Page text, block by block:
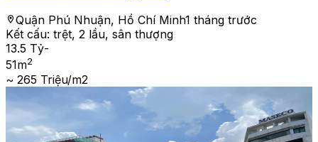
Quận Phú Nhuận, Hồ Chí Minh1 tháng trước
Kết cấu: trệt, 2 lầu, sân thượng
13.5 Tỷ-
51m2
~ 265 Triệu/m2